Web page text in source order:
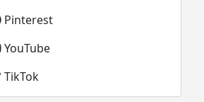
Pinterest
YouTube
TikTok